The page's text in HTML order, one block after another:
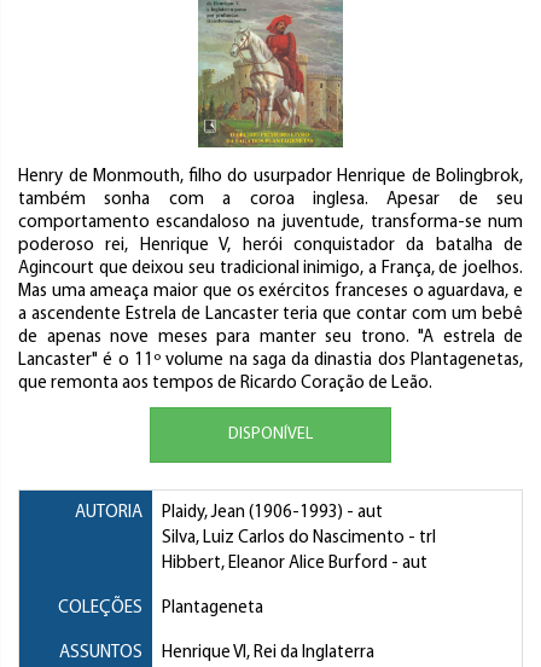
Henry de Monmouth, filho do usurpador Henrique de Bolingbrok,
também sonha com a coroa inglesa. Apesar de seu
comportamento escandaloso na juventude, transforma-se num
poderoso rei, Henrique V, herói conquistador da batalha de
Agincourt que deixou seu tradicional inimigo, a França, de joelhos.
Mas uma ameaça maior que os exércitos franceses o aguardava, e
a ascendente Estrela de Lancaster teria que contar com um bebê
de apenas nove meses para manter seu trono. "A estrela de
Lancaster" é o 11º volume na saga da dinastia dos Plantagenetas,
que remonta aos tempos de Ricardo Coração de Leão.
DISPONÍVEL
AUTORIA Plaidy, Jean (1906-1993) - aut
Silva, Luiz Carlos do Nascimento - trl
Hibbert, Eleanor Alice Burford - aut
COLEÇÕES Plantageneta
ASSUNTOS
Henrique VI, Rei da Inglaterra